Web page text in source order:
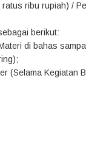
ribu rupiah) /
berikut:
di bahas
(Selama Kegiatan